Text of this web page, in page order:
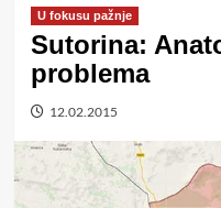
U fokusu pažnje
Sutorina:
problema
12.02.2015